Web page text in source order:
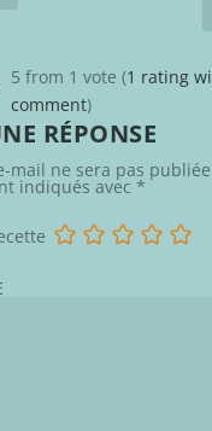
5 from 1 vote (1 rating
comment)
RÉPONSE
mail ne sera pas
indiqués avec *